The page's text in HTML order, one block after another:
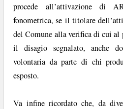
procede all’attivazione di
fonometrica, se il titolare
del Comune alla verifica di cui al
il disagio segnalato, anche
volontaria da parte di chi
esposto.
Va infine ricordato che, da